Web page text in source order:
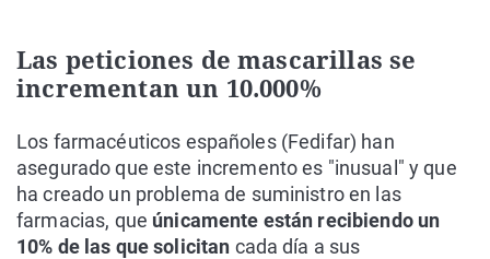
Las peticiones de mascarillas se
incrementan un 10.000%
Los farmacéuticos españoles (Fedifar) han
asegurado que este incremento es "inusual" y que
ha creado un problema de suministro en las
farmacias, que únicamente están recibiendo un
10% de las que solicitan cada día a sus